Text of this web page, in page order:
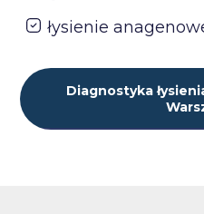
łysienie
Diagnostyka